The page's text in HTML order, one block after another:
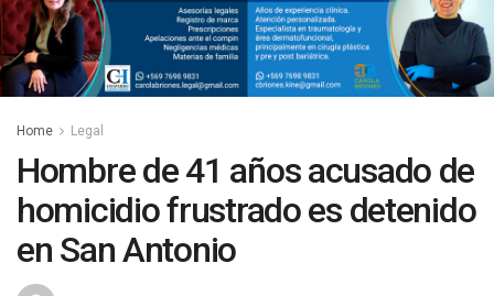
Home Legal
Hombre de 41 años acusado de
homicidio frustrado es detenido
en San Antonio